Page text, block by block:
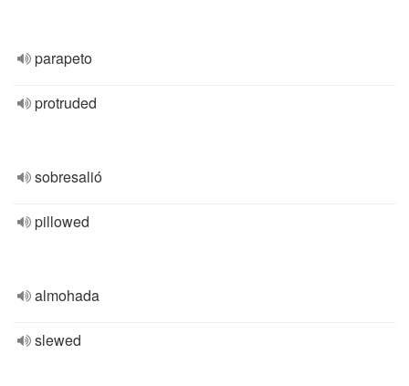
parapeto
protruded
sobresalió
pillowed
almohada
slewed